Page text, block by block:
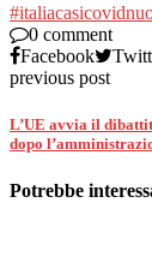
#italiacasicovid
0 comment
Facebook
previous post
L’UE avvia il
dopo
Potrebbe